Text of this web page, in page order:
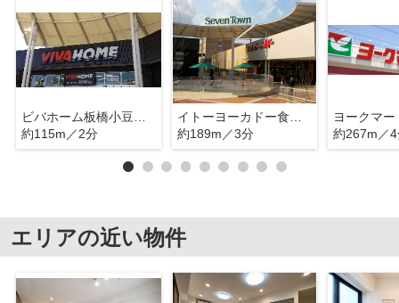
ビバホーム板橋小豆沢店
約115m／2分
イトーヨーカドー食品館小豆沢店
約189m／3分
約267m／
エリアの近い物件